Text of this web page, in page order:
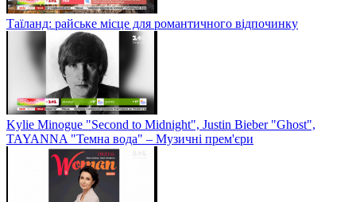
Таїланд: райське місце для романтичного відпочинку
Kylie Minogue "Second to Midnight", Justin Bieber "Ghost",
TAYANNA "Темна вода" – Музичні прем'єри